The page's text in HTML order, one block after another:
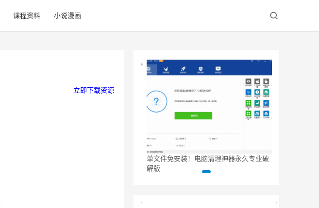
课程资料 小说漫画
立即下载资源
单文件免安装！电脑清理神器永久专业破
解版